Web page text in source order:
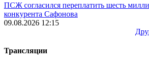
ПСЖ согласился переплатить шесть
конкурента Сафонова
09.08.2026 12:15
Трансляции